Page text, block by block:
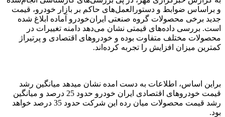
و براساس ضوابط و دستورالعمل‌های حاکم بر بازار خودرو، قیمت
جدید برخی محصولات گروه صنعتی ایران‌خودرو آماده ابلاغ شده
است. بررسی داده‌های قیمتی نشان می‌دهد دامنه تغییرات در
محصولات مختلف متفاوت بوده و خودروهای اقتصادی و پرتیراژ
کمترین میزان افزایش را تجربه کرده‌اند.
براین اساس، اطلاعات به دست امده نشان میدهد میانگین رشد
قیمت خودروهای اقتصادی ایران خودرو حدود 25 درصد و میانگین
رشد قیمت محصولات میان رده این شرکت حدود 35 درصد خواهد
بود.